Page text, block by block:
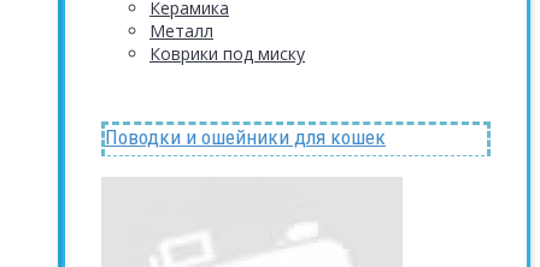
Керамика
Металл
Коврики под миску
Поводки и ошейники для кошек